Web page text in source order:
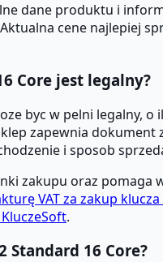
dane produktu i
cene najlepiej
Core jest legalny?
byc w pelni
zapewnia
i sposob
zakupu oraz pomaga
VAT za zakup
.
Standard 16 Core?